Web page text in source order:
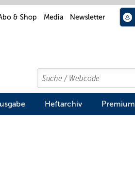
& Shop Media Newsletter
Search
Suchen
Heftarchiv Premium